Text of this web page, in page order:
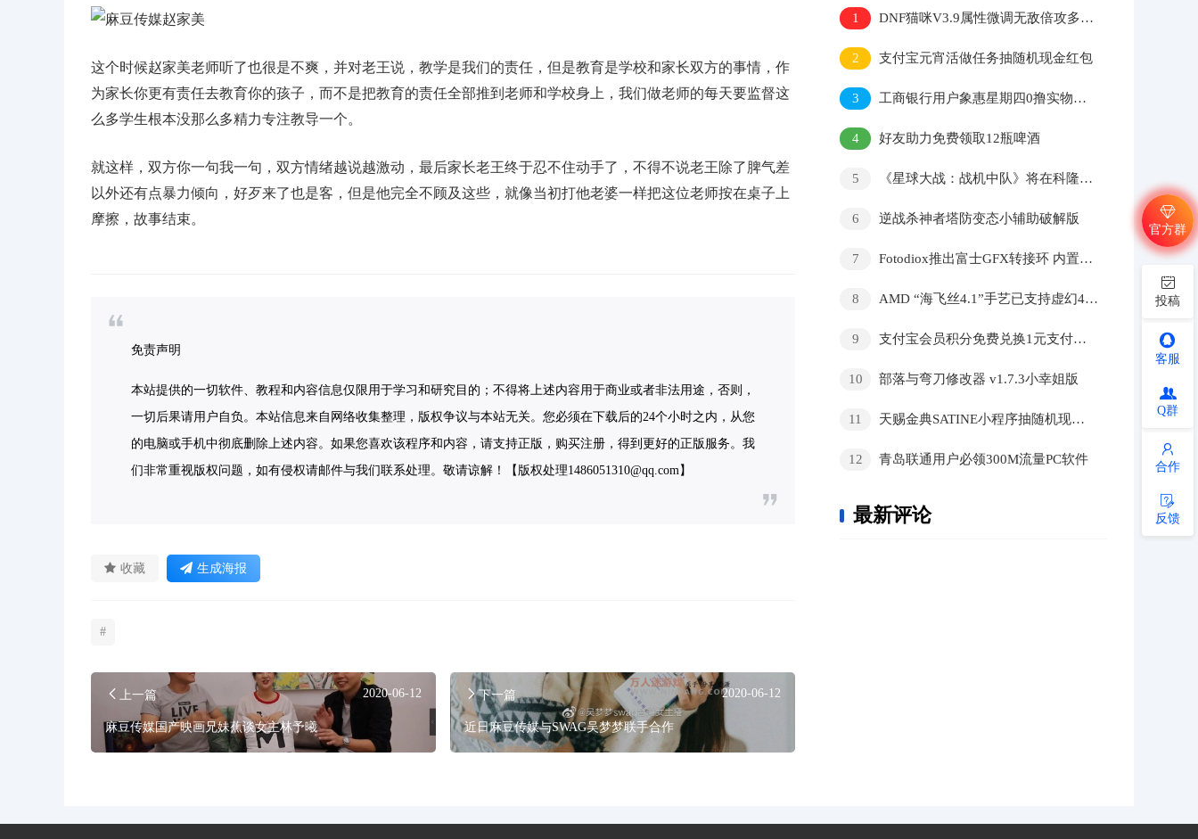
这个时候赵家美老师听了也很是不爽，并对老王说，教学是我们的责任，但是教育是学校和家长双方的事情，作
为家长你更有责任去教育你的孩子，而不是把教育的责任全部推到老师和学校身上，我们做老师的每天要监督这
么多学生根本没那么多精力专注教导一个。
就这样，双方你一句我一句，双方情绪越说越激动，最后家长老王终于忍不住动手了，不得不说老王除了脾气差
以外还有点暴力倾向，好歹来了也是客，但是他完全不顾及这些，就像当初打他老婆一样把这位老师按在桌子上
摩擦，故事结束。
免责声明
本站提供的一切软件、教程和内容信息仅限用于学习和研究目的；不得将上述内容用于商业或者非法用途，否则，
一切后果请用户自负。本站信息来自网络收集整理，版权争议与本站无关。您必须在下载后的24个小时之内，从您
的电脑或手机中彻底删除上述内容。如果您喜欢该程序和内容，请支持正版，购买注册，得到更好的正版服务。我
们非常重视版权问题，如有侵权请邮件与我们联系处理。敬请谅解！【版权处理1486051310@qq.com】
收藏 生成海报
#
上一篇 2020-06-12
麻豆传媒国产映画兄妹蕉谈女主林予曦
下一篇 2020-06-12
近日麻豆传媒与SWAG吴梦梦联手合作
1 DNF猫咪V3.9属性微调无敌倍攻多功能辅助破解版
2 支付宝元宵活做任务抽随机现金红包
3 工商银行用户象惠星期四0撸实物还包邮
4 好友助力免费领取12瓶啤酒
5 《星球大战：战机中队》将在科隆展公布实机演示
6 逆战杀神者塔防变态小辅助破解版
7 Fotodiox推出富士GFX转接环 内置可变ND滤镜
8 AMD “海飞丝4.1”手艺已支持虚幻4引擎
9 支付宝会员积分免费兑换1元支付宝红包
10 部落与弯刀修改器 v1.7.3小幸姐版
11 天赐金典SATINE小程序抽随机现金红包
12 青岛联通用户必领300M流量PC软件
最新评论
官方群
投稿
客服
Q群
合作
反馈